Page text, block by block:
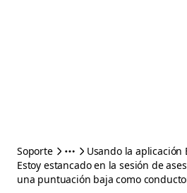
Soporte
Usando la aplicación
Estoy estancado en la sesión de
una puntuación baja como